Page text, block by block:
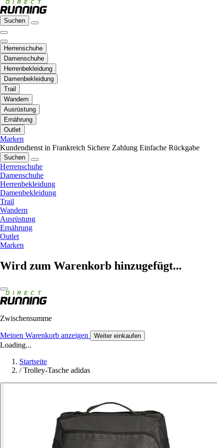
Suchen
Herrenschuhe
Damenschuhe
Herrenbekleidung
Damenbekleidung
Trail
Wandern
Ausrüstung
Ernährung
Outlet
Marken
Kundendienst in Frankreich Sichere Zahlung Einfache Rückgabe
Suchen
Herrenschuhe
Damenschuhe
Herrenbekleidung
Damenbekleidung
Trail
Wandern
Ausrüstung
Ernährung
Outlet
Marken
Wird zum Warenkorb hinzugefügt...
Zwischensumme
Meinen Warenkorb anzeigen Weiter einkaufen
Loading...
Startseite
/ Trolley-Tasche adidas